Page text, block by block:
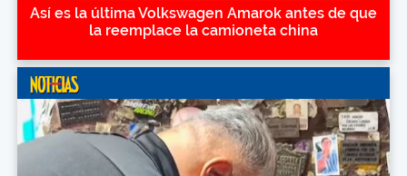
Así es la última Volkswagen Amarok antes de que
la reemplace la camioneta china